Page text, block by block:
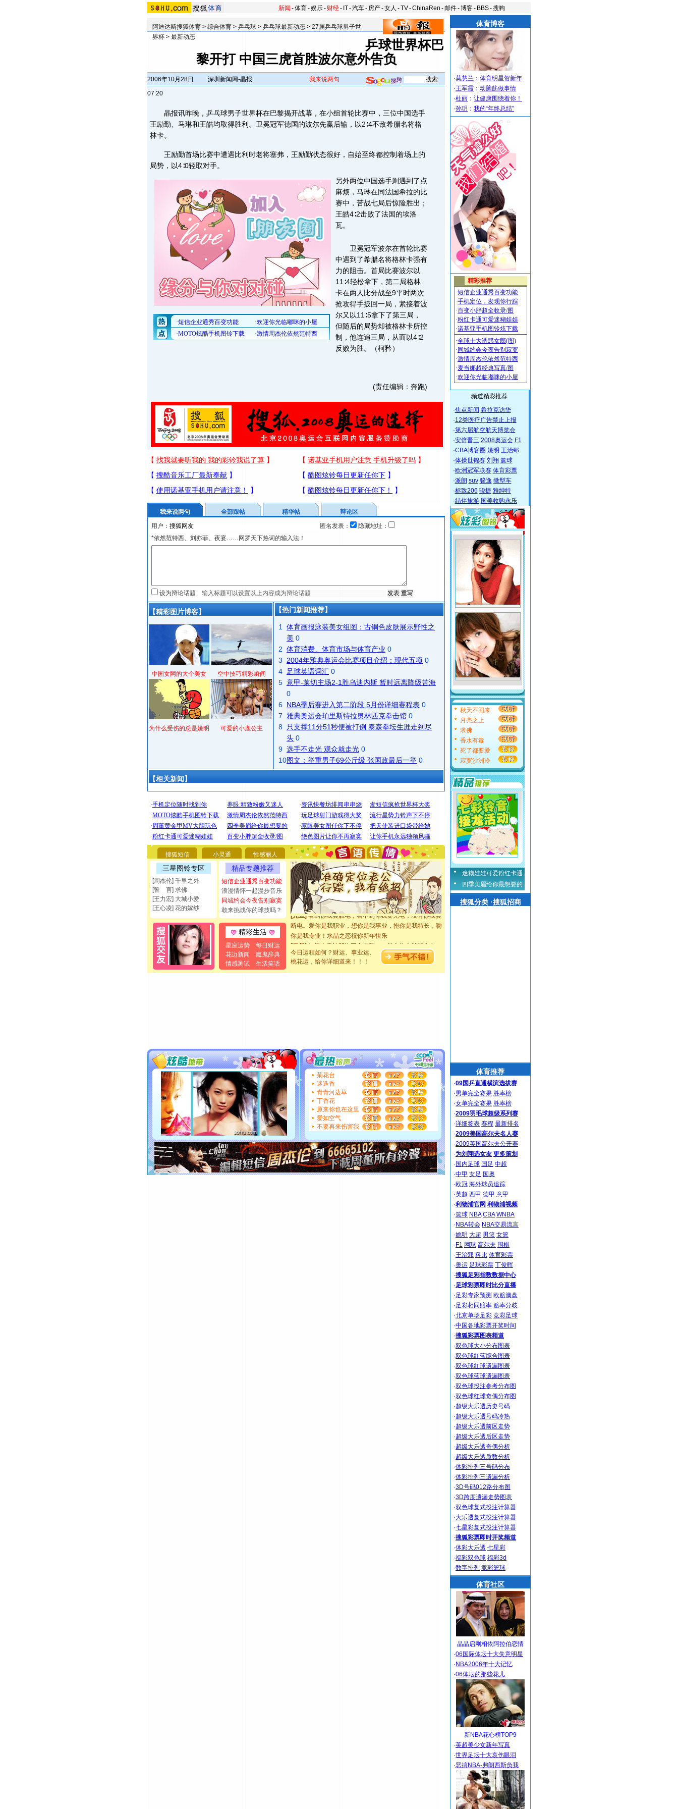
新闻 -体育-娱乐- 财经- IT-汽车- 房产-女人 -TV-ChinaRen -邮件-博客- BBS-搜狗
阿迪达斯搜狐体育 > 综合体育 > 乒乓球 > 乒乓球最新动态 > 27届乒乓球男子世
界杯 > 最新动态
乒球世界杯巴
黎开打 中国三虎首胜波尔意外告负
2006年10月28日
07:20
深圳新闻网-晶报 我来说两句
晶报讯昨晚，乒乓球男子世界杯在巴黎揭开战幕，在小组首轮比赛中，三位中国选手
王励勤、马琳和王皓均取得胜利。卫冕冠军德国的波尔先赢后输，以2∶4不敌希腊名将格
林卡。
王励勤首场比赛中遭遇比利时老将塞弗，王励勤状态很好，自始至终都控制着场上的
局势，以4∶0轻取对手。
另外两位中国选手则遇到了点
麻烦，马琳在同法国希拉的比
赛中，苦战七局后惊险胜出；
王皓4∶2击败了法国的埃洛
瓦。
卫冕冠军波尔在首轮比赛
中遇到了希腊名将格林卡强有
力的阻击。首局比赛波尔以
11∶4轻松拿下，第二局格林
卡在两人比分战至9平时两次
抢攻得手扳回一局，紧接着波
尔又以11∶5拿下了第三局，
但随后的局势却被格林卡所控
制，他连追三局，从而以4∶2
反败为胜。（柯矜）
(责任编辑：奔跑)
我来说两句 全部跟帖 精华帖
辩论区
用户：
匿名发表：
隐藏地址：
*依然范特西、刘亦菲、夜宴……网罗天下热词的输入法！
设为辩论话题
【精彩图片博客】
中国女网的大个美女 空中技巧精彩瞬间
为什么受伤的总是姚明 可爱的小鹿公主
【热门新闻推荐】
1
体育画报泳装美女组图：古铜色皮肤展示野性之
美 0
2 体育消费、体育市场与体育产业 0
3
2004年雅典奥运会比赛项目介绍：现代五项 0
4
足球英语词汇 0
5 意甲-莱切主场2-1胜乌迪内斯 暂时远离降级苦海
0
6 NBA季后赛进入第二阶段 5月份详细赛程表 0
7
雅典奥运会珀里斯特拉奥林匹克拳击馆 0
8
只支撑11分51秒便被打倒 泰森拳坛生涯走到尽
头 0
9 选手不走光 观众就走光 0
10图文：举重男子69公斤级 张国政最后一举 0
【相关新闻】
搜狐短信 小灵通 性感丽人
三星图铃专区
[周杰伦] 千里之外
[誓 言] 求佛
[王力宏] 大城小爱
[王心凌] 花的嫁纱
精品专题推荐
短信企业通秀百变功能
浪漫情怀一起漫步音乐
同城约会今夜告别寂寞
敢来挑战你的球技吗？
精彩生活
星座运势
每日财运
花边新闻
魔鬼辞典
情感测试
生活笑话
[圣诞节]圣诞节到了，想想没什么送给你的，又不打算给
你太多，只有给你五千万：千万快乐！千万要健康！千万
要平安！千万要知足！千万不要忘记我！
[圣诞节]不只这样的日子才会想起你,而是这样的日子才
能正大光明地骚扰你,告诉你,圣诞要快乐!新年要快乐!天天
都要快乐噢!
[圣诞节] 奉上一颗祝福的心,在这个特别的日子里,愿幸福,
如意,快乐,鲜花,一切美好的祝愿与你同在.圣诞快乐!
[元旦]看到你我会触电；看不到你我要充电；没有你我会
断电。爱你是我职业，想你是我事业，抱你是我特长，吻
你是我专业！水晶之恋祝你新年快乐
[元旦]如果上天让我许三个愿望，一是今生今世和你在一
起；二是再生再世和你在一起；三是三生三世和你不再分
离。水晶之恋祝你新年快乐
送你一棵薰衣草，愿你新年快乐！
[圣诞节]圣诞节到了，想想没什么送给你的，又不打算给
你太多，只有给你五千万：千万快乐！千万要健康！千万
要平安！千万要知足！千万不要忘记我！
[圣诞节]不只这样的日子才会想起你,而是这样的日子才
能正大光明地骚扰你,告诉你,圣诞要快乐!新年要快乐!天天
都要快乐噢!
[圣诞节]
奉上一颗祝福的心,在这个特别的日子里,愿幸福,
如意,快乐,鲜花,一切美好的祝愿与你同在.圣诞快乐!
[元旦]看到你我会触电；看不到你我要充电；没有你我会
断电。爱你是我职业，想你是我事业，抱你是我特长，吻
你是我专业！水晶之恋祝你新年快乐
[元旦]如果上天让我许三个愿望，一是今生今世和你在一
今日运程如何？财运、事业运、
桃花运，给你详细道来！！！
菊花台
迷迭香
青青河边草
丁香花
原来你也在这里
爱如空气
不要再来伤害我
体育博客
·莫慧兰 ： 体育明星贺新年
·王军霞 ： 动脑筋做事情
·杜丽 ： 让健康围绕着你！
·孙玥 ： 我的“年终总结”
频道精彩推荐
·焦点新闻 希拉克访华
·12类医疗广告禁止上报
·第六届航空航天博览会
·安倍晋三 2008奥运会 F1
·CBA博客圈 姚明 王治郅
·体操世锦赛 刘翔 篮球
·欧洲冠军联赛 体育彩票
·派朗 suv 骏逸 微型车
·标致206 骏捷 雅绅特
·结伴旅游 国美收购永乐
秋天不回来
月亮之上
求佛
香水有毒
死了都要爱
寂寞沙洲冷
迷糊娃娃可爱粉红卡通
四季美眉给你最想要的
搜狐分类 ·搜狐招商
体育推荐
·09国乒直通横滨选拔赛
·男单完全赛果 胜率榜
·女单完全赛果 胜率榜
·2009羽毛球超级系列赛
·详细签表 赛程 最新排名
·2009美国高尔夫名人赛
·2009英国高尔夫公开赛
·为刘翔选女友 更多策划
· 国内足球 国足 中超
·中甲 女足 国奥
·欧冠 海外球员追踪
·英超 西甲 德甲 意甲
·利物浦官网 利物浦视频
·篮球 NBA CBA WNBA
· NBA转会 NBA交易流言
·姚明 大超 男篮 女篮
· F1 网球 高尔夫 围棋
·王治郅 科比 体育彩票
·奥运 足球彩票 丁俊晖
·搜狐足彩指数数据中心
·足球彩票即时比分直播
·足彩专家预测 欧赔澳盘
·足彩相同赔率 赔率分歧
·北京单场足彩 竞彩足球
·中国各地彩票开奖时间
·搜狐彩票图表频道
·双色球大小分布图表
·双色球红蓝综合图表
·双色球红球遗漏图表
·双色球蓝球遗漏图表
·双色球投注参考分布图
·双色球红球奇偶分布图
·超级大乐透历史号码
·超级大乐透号码冷热
·超级大乐透前区走势
·超级大乐透后区走势
·超级大乐透奇偶分析
·超级大乐透质数分析
·体彩排列三号码分布
·体彩排列三遗漏分析
·3D号码012路分布图
·3D跨度遗漏走势图表
·双色球复式投注计算器
·大乐透复式投注计算器
·七星彩复式投注计算器
·搜狐彩票即时开奖频道
·体彩大乐透 七星彩
·福彩双色球 福彩3d
·数字排列 竞彩篮球
体育社区
晶晶启刚相依阿拉伯恋情
·06国际体坛十大失意明星
· NBA2006年十大记忆
·06体坛的那些花儿
新NBA花心榜TOP9
·英超美少女新年写真
·世界足坛十大哀伤眼泪
·恶搞NBA-弗朗西斯负我